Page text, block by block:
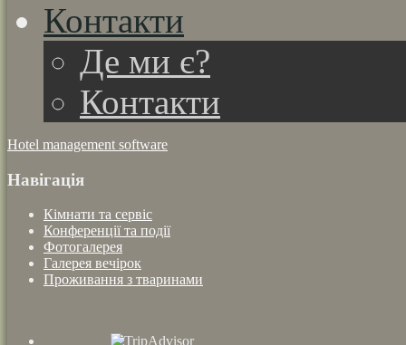
Контакти
Де ми є?
Контакти
Hotel management software
Навігація
Кімнати та сервіс
Конференції та події
Фотогалерея
Галерея вечірок
Проживання з тваринами